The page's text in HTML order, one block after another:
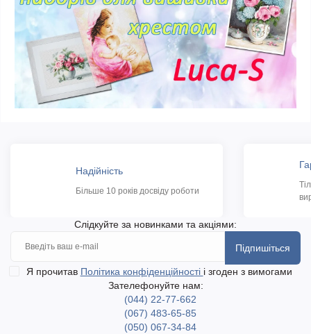
Надійність
Більше 10 років досвіду роботи
Слідкуйте за новинками та акціями:
Підпишіться
Я прочитав Політика конфіденційності і згоден з вимогами
Зателефонуйте нам:
(044) 22-77-662
(067) 483-65-85
(050) 067-34-84